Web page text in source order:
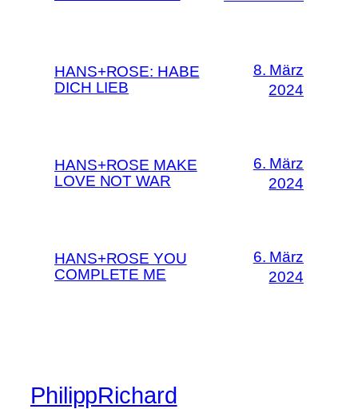
HANS+ROSE: HABE
DICH LIEB
8. März
2024
HANS+ROSE MAKE
LOVE NOT WAR
6. März
2024
HANS+ROSE YOU
COMPLETE ME
6. März
2024
PhilippRichard